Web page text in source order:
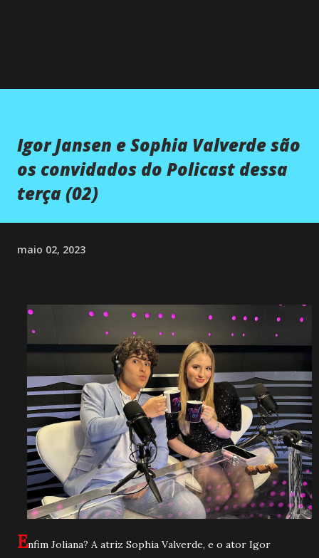
Igor Jansen e Sophia Valverde são
os convidados do Policast dessa
terça (02)
maio 02, 2023
Enfim Joliana? A atriz Sophia Valverde, e o ator Igor